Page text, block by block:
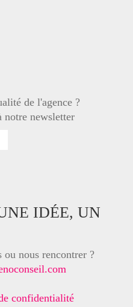
de l'agence ?
notre newsletter
IDÉE, UN
ou nous rencontrer ?
confidentialité